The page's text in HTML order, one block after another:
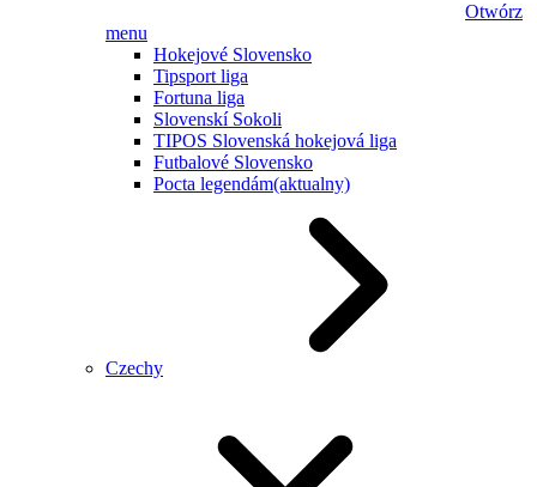
Otwórz
menu
Hokejové Slovensko
Tipsport liga
Fortuna liga
Slovenskí Sokoli
TIPOS Slovenská hokejová liga
Futbalové Slovensko
Pocta legendám(aktualny)
Czechy